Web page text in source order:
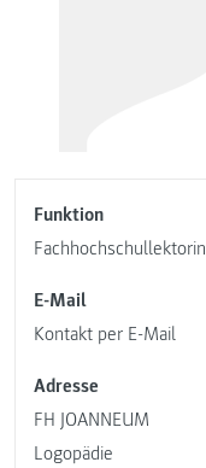
Funktion
Fachhochschullektorin
E-Mail
Kontakt per E-Mail
Adresse
FH JOANNEUM
Logopädie